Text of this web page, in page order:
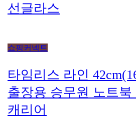
선글라스
쇼핑커넥트
타임리스 라인
출장용 승무원 노트북
캐리어